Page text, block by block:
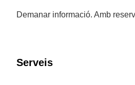
Demanar informació. Amb
Serveis